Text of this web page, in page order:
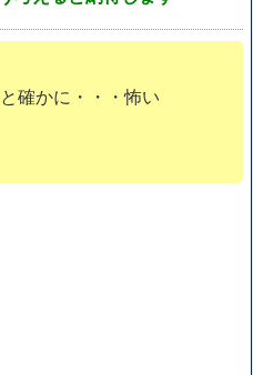
確かに・・・怖い